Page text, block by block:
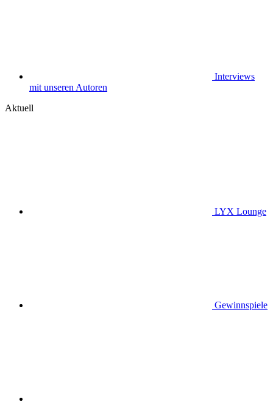
Interviews
mit unseren Autoren
Aktuell
LYX Lounge
Gewinnspiele